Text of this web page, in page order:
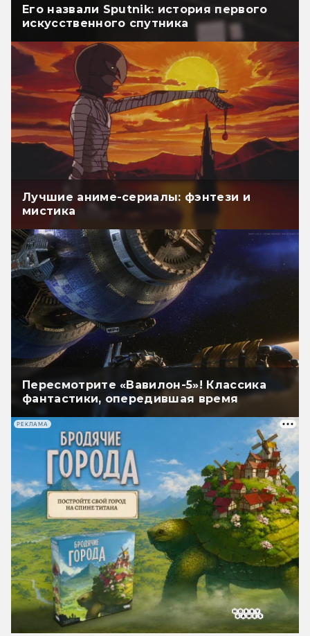
Его назвали Sputnik: история первого
искусственного спутника
Лучшие аниме-сериалы: фэнтези и
мистика
Пересмотрите «Вавилон-5»! Классика
фантастики, опередившая время
РЕКЛАМА